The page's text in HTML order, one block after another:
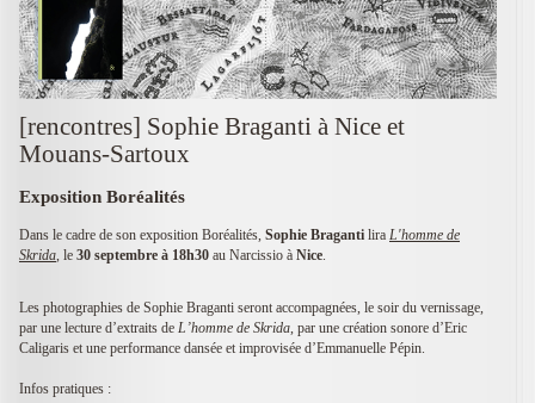
[rencontres] Sophie Braganti à Nice et
Mouans-Sartoux
Exposition Boréalités
Dans le cadre de son exposition Boréalités, Sophie Braganti lira L'homme de
Skrida , le 30 septembre à 18h30 au Narcissio à Nice
Les photographies de Sophie Braganti seront accompagnées, le soir du vernissage,
par une lecture d’extraits de L’homme de Skrida , par une création sonore d’Eric
Caligaris et une performance dansée et improvisée d’Emmanuelle Pépin.
Infos pratiques :